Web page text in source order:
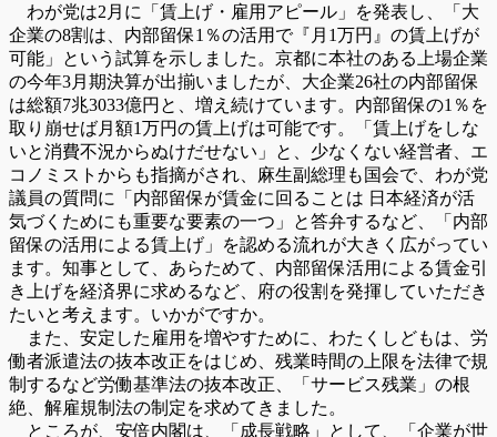
わが党は2月に「賃上げ・雇用アピール」を発表し、「大
企業の8割は、内部留保1％の活用で『月1万円』の賃上げが
可能」という試算を示しました。京都に本社のある上場企業
の今年3月期決算が出揃いましたが、大企業26社の内部留保
は総額7兆3033億円と、増え続けています。内部留保の1％を
取り崩せば月額1万円の賃上げは可能です。「賃上げをしな
いと消費不況からぬけだせない」と、少なくない経営者、エ
コノミストからも指摘がされ、麻生副総理も国会で、わが党
議員の質問に「内部留保が賃金に回ることは 日本経済が活
気づくためにも重要な要素の一つ」と答弁するなど、「内部
留保の活用による賃上げ」を認める流れが大きく広がってい
ます。知事として、あらためて、内部留保活用による賃金引
き上げを経済界に求めるなど、府の役割を発揮していただき
たいと考えます。いかがですか。
また、安定した雇用を増やすために、わたくしどもは、労
働者派遣法の抜本改正をはじめ、残業時間の上限を法律で規
制するなど労働基準法の抜本改正、「サービス残業」の根
絶、解雇規制法の制定を求めてきました。
ところが、安倍内閣は、「成長戦略」として、「企業が世